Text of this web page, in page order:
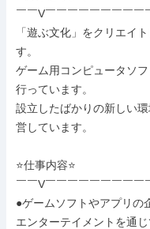
￣￣V￣￣￣￣￣￣￣￣￣
「遊ぶ文化」をクリエイ
す。
ゲーム用コンピュータソ
行っています。
設立したばかりの新しい
営しています。
⭐仕事内容⭐
￣￣V￣￣￣￣￣￣￣￣￣
●ゲームソフトやアプリの
エンターテイメントを通